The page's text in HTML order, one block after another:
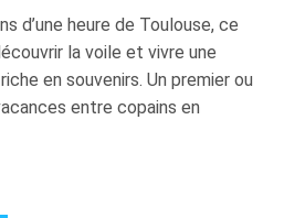
d’une heure de Toulouse, ce
la voile et vivre une
en souvenirs. Un premier ou
entre copains en